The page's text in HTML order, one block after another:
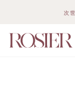
content
次